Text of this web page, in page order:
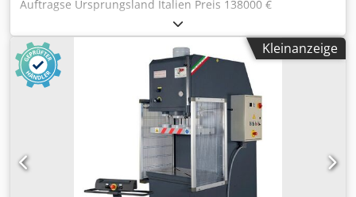
Auftragse Ursprungsland Italien Preis 138000 €
Leasingrate 2608.2 € Presskraft 170 to Hub 500 mm Stößel
870x500 mm Tisch 1000x600 mm Einbauhöhe 600 mm
Ausladung 300 mm Eilgang 110 mm/s Reduzierte
Geschwindigkeit 42 mm/s Arbeitsgeschwindigkeit 7 mm/s
Rückzugsgeschwindigkeit 70 mm/s Motor 19 kW Länge
1500 mm Breite 1950 mm Höhe 2650 mm 4
Stösselführungen T-Nuten im Tisch Rexroth
Hydraulikeinheit Überwachte Elektroventile Luft/Öl-
Wärmetauscher Druckschalter 2-Handbedienpult
Hubeinstellung mittels Endschalter Siemens CPU Seitliche
fixe Schutzgitter Ausgerüstet nach CE Vorschriften (IV
Kleinanzeige